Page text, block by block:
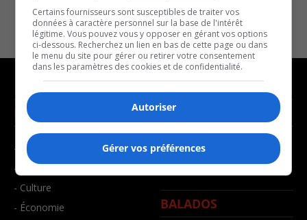
NOUVELLES
- Affaires municipales
- Communauté / Social
- Culture
- Économie
MUSIQUE
- Décompte franco
- Joué récemment
BALADOS
Certains fournisseurs sont susceptibles de traiter vos
données à caractère personnel sur la base de l'intérêt
légitime. Vous pouvez vous y opposer en gérant vos options
ci-dessous. Recherchez un lien en bas de cette page ou dans
le menu du site pour gérer ou retirer votre consentement
dans les paramètres des cookies et de confidentialité.
Autoriser
Gérer vos préférences